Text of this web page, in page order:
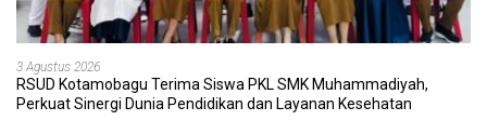
3 Agustus 2026
RSUD Kotamobagu Terima Siswa PKL SMK Muhammadiyah,
Perkuat Sinergi Dunia Pendidikan dan Layanan Kesehatan